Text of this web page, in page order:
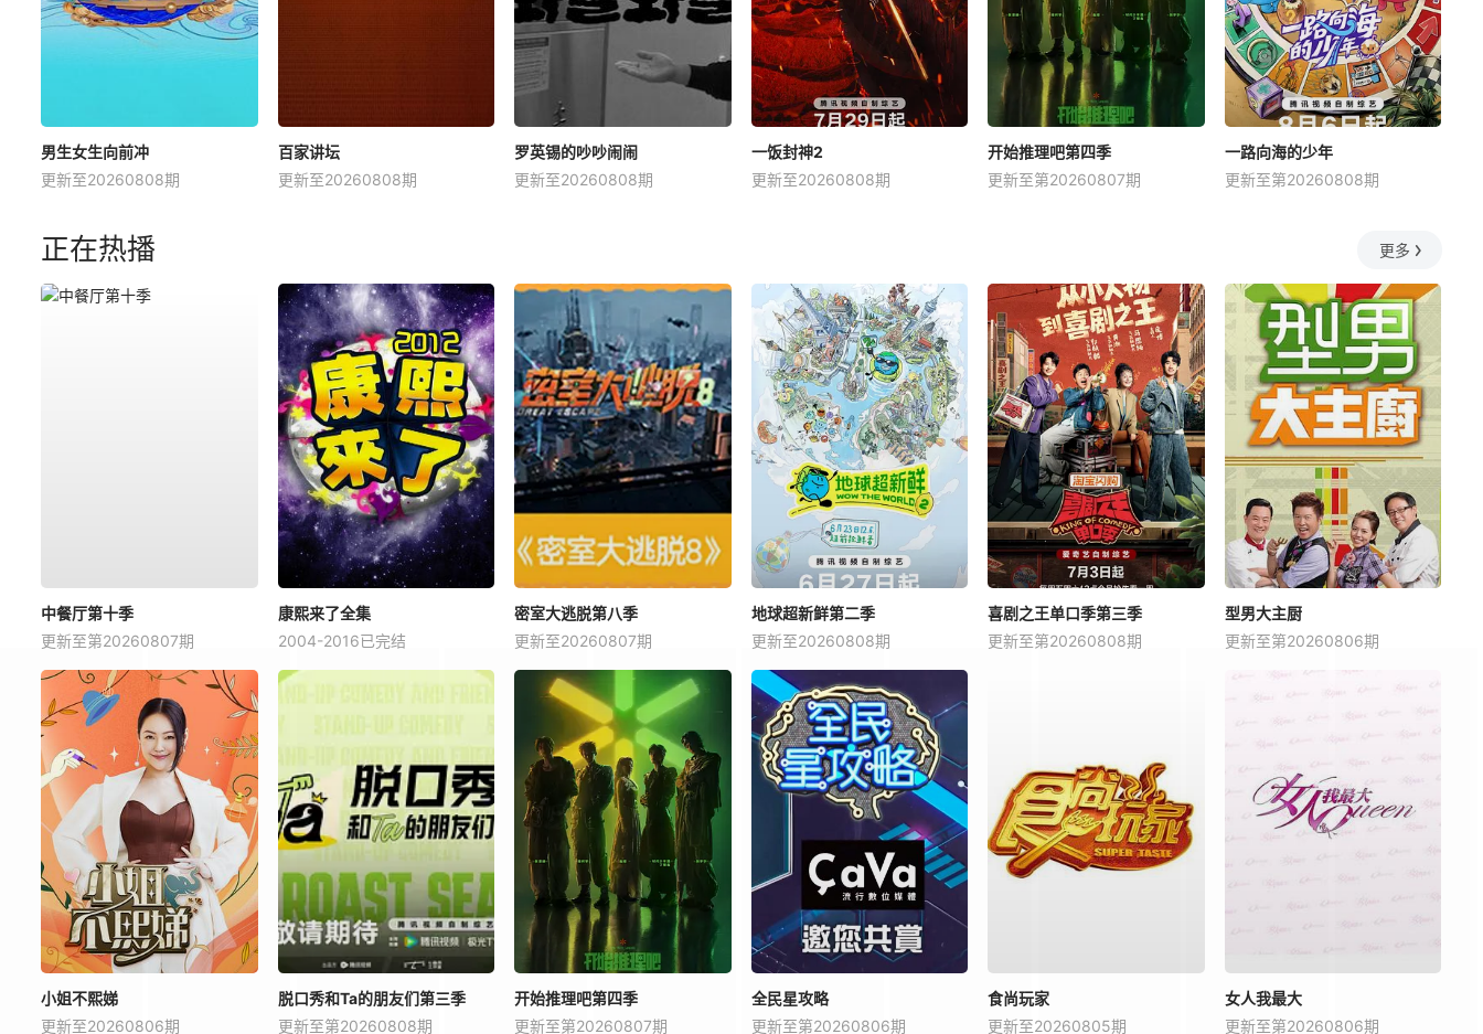
男生女生向前冲
更新至20260808期
百家讲坛
更新至20260808期
罗英锡的吵吵闹闹
更新至20260808期
一饭封神2
更新至20260808期
开始推理吧第四季
更新至第20260807期
一路向海的少年
更新至第20260808期
正在热播 更多
中餐厅第十季
更新至第20260807期
康熙来了全集
2004-2016已完结
密室大逃脱第八季
更新至20260807期
地球超新鲜第二季
更新至20260808期
喜剧之王单口季第三季
更新至第20260808期
型男大主厨
更新至第20260806期
小姐不熙娣
更新至20260806期
脱口秀和Ta的朋友们第三季
更新至第20260808期
开始推理吧第四季
更新至第20260807期
全民星攻略
更新至第20260806期
食尚玩家
更新至20260805期
女人我最大
更新至第20260806期